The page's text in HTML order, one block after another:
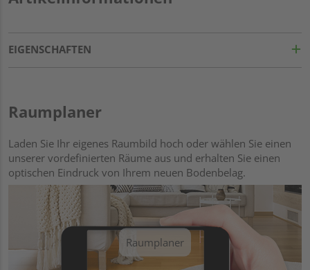
EIGENSCHAFTEN
Raumplaner
Laden Sie Ihr eigenes Raumbild hoch oder wählen Sie einen
unserer vordefinierten Räume aus und erhalten Sie einen
optischen Eindruck von Ihrem neuen Bodenbelag.
Raumplaner